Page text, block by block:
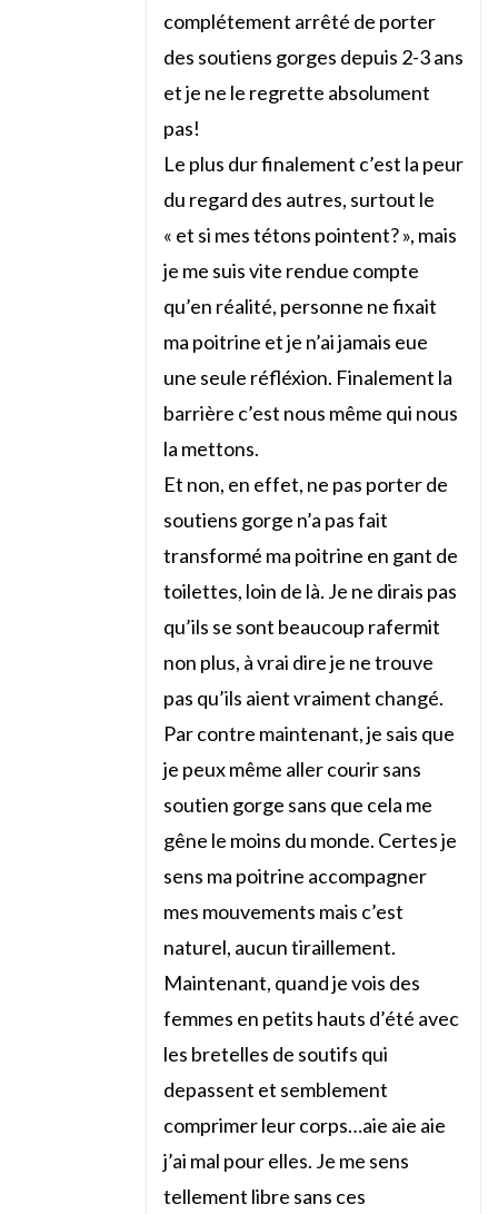
complétement arrêté de porter
des soutiens gorges depuis 2-3 ans
et je ne le regrette absolument
pas!
Le plus dur finalement c’est la peur
du regard des autres, surtout le
« et si mes tétons pointent? », mais
je me suis vite rendue compte
qu’en réalité, personne ne fixait
ma poitrine et je n’ai jamais eue
une seule réfléxion. Finalement la
barrière c’est nous même qui nous
la mettons.
Et non, en effet, ne pas porter de
soutiens gorge n’a pas fait
transformé ma poitrine en gant de
toilettes, loin de là. Je ne dirais pas
qu’ils se sont beaucoup rafermit
non plus, à vrai dire je ne trouve
pas qu’ils aient vraiment changé.
Par contre maintenant, je sais que
je peux même aller courir sans
soutien gorge sans que cela me
gêne le moins du monde. Certes je
sens ma poitrine accompagner
mes mouvements mais c’est
naturel, aucun tiraillement.
Maintenant, quand je vois des
femmes en petits hauts d’été avec
les bretelles de soutifs qui
depassent et semblement
comprimer leur corps…aie aie aie
j’ai mal pour elles. Je me sens
tellement libre sans ces